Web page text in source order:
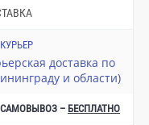
КУРЬЕР
доставка по
и области)
САМОВЫВОЗ – БЕСПЛАТНО